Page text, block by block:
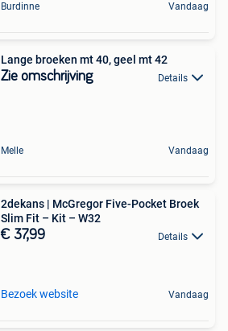
Burdinne Vandaag
Lange broeken mt 40, geel mt 42
Zie omschrijving Details
Melle Vandaag
2dekans | McGregor Five-Pocket Broek
Slim Fit – Kit – W32
€ 37,99 Details
Bezoek website Vandaag